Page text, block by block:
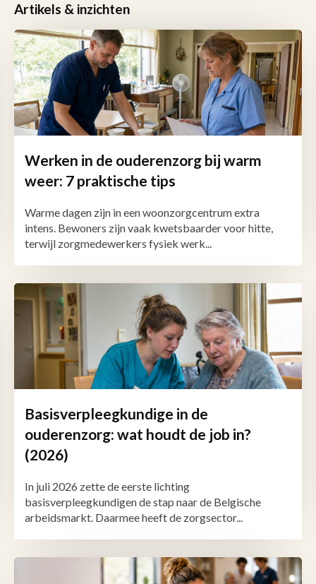
Artikels & inzichten
Werken in de ouderenzorg bij warm
weer: 7 praktische tips
Warme dagen zijn in een woonzorgcentrum extra
intens. Bewoners zijn vaak kwetsbaarder voor hitte,
terwijl zorgmedewerkers fysiek werk...
Basisverpleegkundige in de
ouderenzorg: wat houdt de job in?
(2026)
In juli 2026 zette de eerste lichting
basisverpleegkundigen de stap naar de Belgische
arbeidsmarkt. Daarmee heeft de zorgsector...